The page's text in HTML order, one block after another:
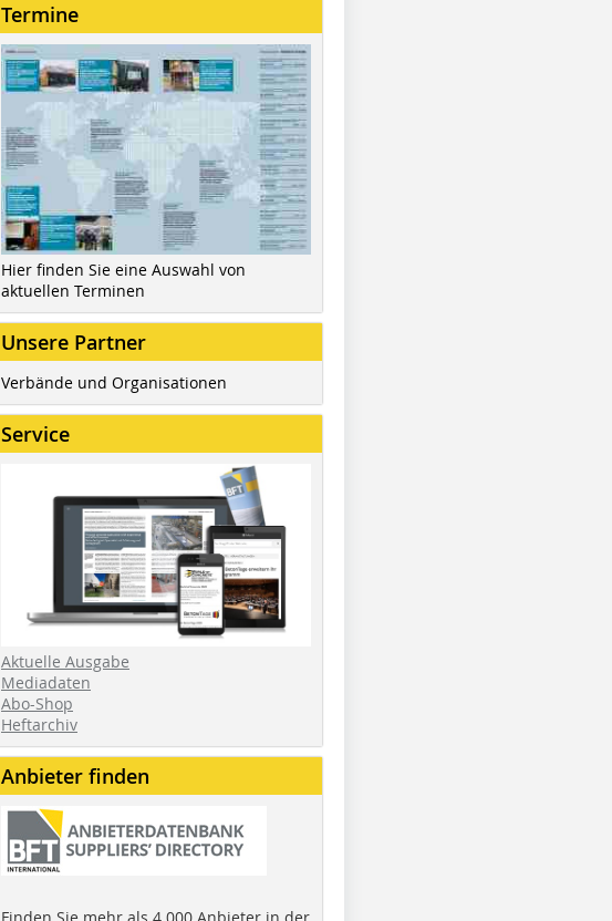
Termine
Hier finden Sie eine Auswahl von
aktuellen Terminen
Unsere Partner
Verbände und Organisationen
Service
Aktuelle Ausgabe
Mediadaten
Abo-Shop
Heftarchiv
Anbieter finden